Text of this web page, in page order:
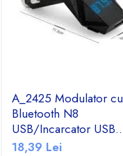
A_2425 Modulator cu
Bluetooth N8
USB/Incarcator USB
2.1A/TF/FM Radio
18,39 Lei